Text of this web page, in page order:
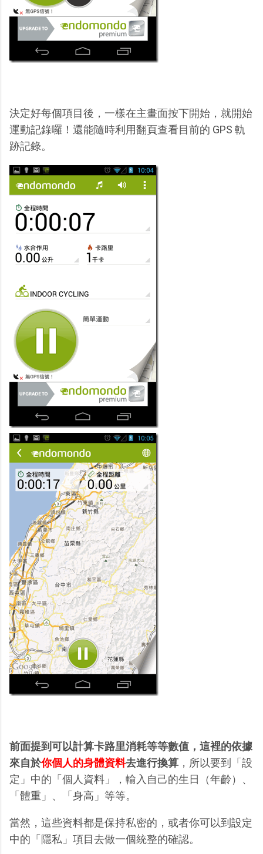
決定好每個項目後，一樣在主畫面按下開始，就開始
運動記錄囉！還能隨時利用翻頁查看目前的 GPS 軌
跡記錄。
前面提到可以計算卡路里消耗等等數值，這裡的依據
來自於你個人的身體資料去進行換算 ，所以要到「設
定」中的「個人資料」，輸入自己的生日（年齡）、
「體重」、「身高」等等。
當然，這些資料都是保持私密的，或者你可以到設定
中的「隱私」項目去做一個統整的確認。